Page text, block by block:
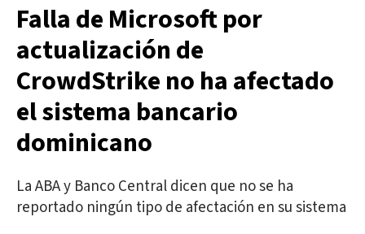
Falla de Microsoft por
actualización de
CrowdStrike no ha afectado
el sistema bancario
dominicano
La ABA y Banco Central dicen que no se ha
reportado ningún tipo de afectación en su sistema